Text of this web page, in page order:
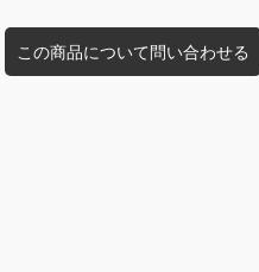
この商品について問い合わせる